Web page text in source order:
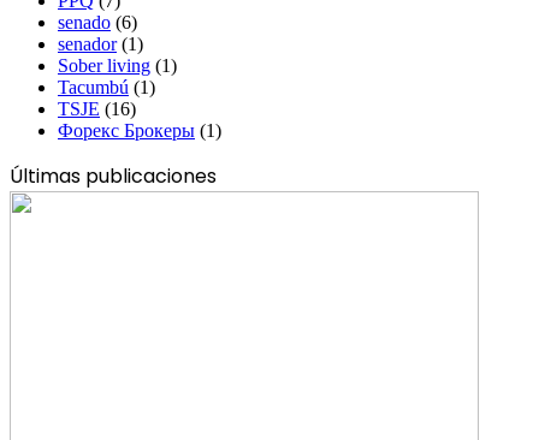
senado (6)
senador(1)
Sober living (1)
Tacumbú (1)
TSJE (16)
Форекс Брокеры (1)
Últimas publicaciones